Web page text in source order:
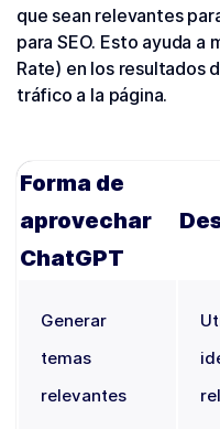
que sean relevantes
para SEO. Esto ayuda a
Rate) en los resultados
tráfico a la página.
Forma de
aprovechar
ChatGPT
Generar
temas
relevantes